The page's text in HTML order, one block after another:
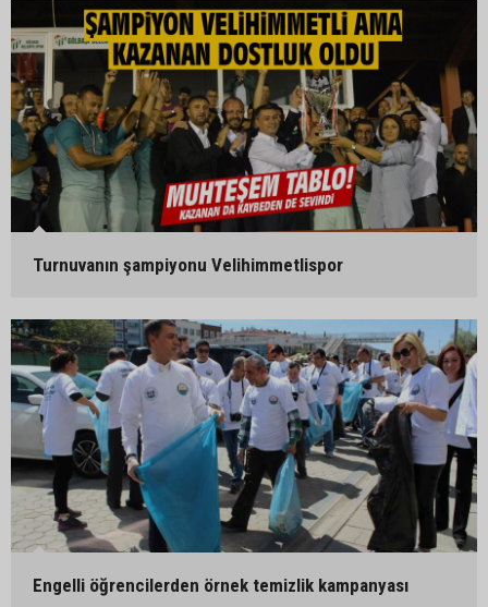
Turnuvanın şampiyonu Velihimmetlispor
Engelli öğrencilerden örnek temizlik kampanyası